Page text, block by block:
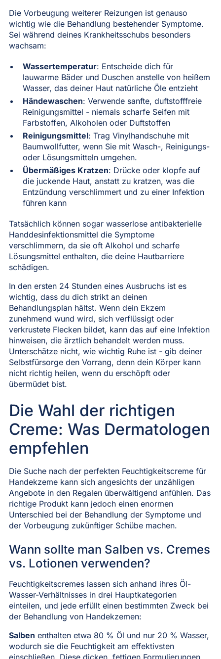
Die Vorbeugung weiterer Reizungen ist genauso
wichtig wie die Behandlung bestehender Symptome.
Sei während deines Krankheitsschubs besonders
wachsam:
Wassertemperatur: Entscheide dich für
lauwarme Bäder und Duschen anstelle von heißem
Wasser, das deiner Haut natürliche Öle entzieht
Händewaschen: Verwende sanfte, duftstofffreie
Reinigungsmittel - niemals scharfe Seifen mit
Farbstoffen, Alkoholen oder Duftstoffen
Reinigungsmittel: Trag Vinylhandschuhe mit
Baumwollfutter, wenn Sie mit Wasch-, Reinigungs-
oder Lösungsmitteln umgehen.
Übermäßiges Kratzen: Drücke oder klopfe auf
die juckende Haut, anstatt zu kratzen, was die
Entzündung verschlimmert und zu einer Infektion
führen kann
Tatsächlich können sogar wasserlose antibakterielle
Handdesinfektionsmittel die Symptome
verschlimmern, da sie oft Alkohol und scharfe
Lösungsmittel enthalten, die deine Hautbarriere
schädigen.
In den ersten 24 Stunden eines Ausbruchs ist es
wichtig, dass du dich strikt an deinen
Behandlungsplan hältst. Wenn dein Ekzem
zunehmend wund wird, sich verflüssigt oder
verkrustete Flecken bildet, kann das auf eine Infektion
hinweisen, die ärztlich behandelt werden muss.
Unterschätze nicht, wie wichtig Ruhe ist - gib deiner
Selbstfürsorge den Vorrang, denn dein Körper kann
nicht richtig heilen, wenn du erschöpft oder
übermüdet bist.
Die Wahl der richtigen
Creme: Was Dermatologen
empfehlen
Die Suche nach der perfekten Feuchtigkeitscreme für
Handekzeme kann sich angesichts der unzähligen
Angebote in den Regalen überwältigend anfühlen. Das
richtige Produkt kann jedoch einen enormen
Unterschied bei der Behandlung der Symptome und
der Vorbeugung zukünftiger Schübe machen.
Wann sollte man Salben vs. Cremes
vs. Lotionen verwenden?
Feuchtigkeitscremes lassen sich anhand ihres Öl-
Wasser-Verhältnisses in drei Hauptkategorien
einteilen, und jede erfüllt einen bestimmten Zweck bei
der Behandlung von Handekzemen:
Salben enthalten etwa 80 % Öl und nur 20 % Wasser,
wodurch sie die Feuchtigkeit am effektivsten
einschließen. Diese dicken, fettigen Formulierungen